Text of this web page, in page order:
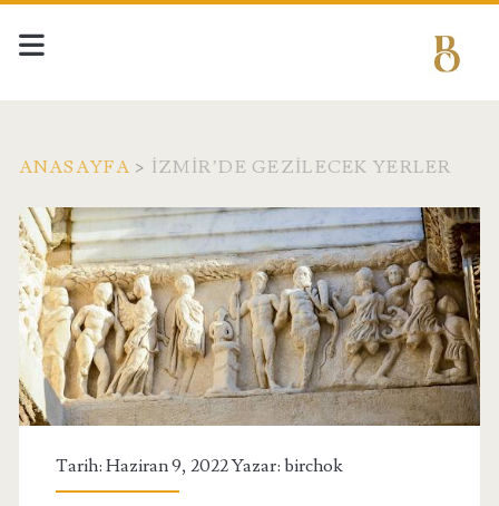
ANASAYFA > İZMIR’DE GEZILECEK YERLER
Etiket:
<span>İzmir’de
Gezilecek
Yerler</span>
Tarih: Haziran 9, 2022 Yazar: birchok